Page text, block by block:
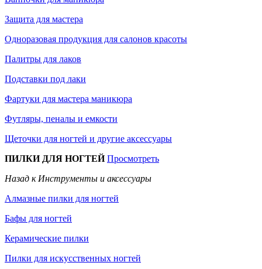
Защита для мастера
Одноразовая продукция для салонов красоты
Палитры для лаков
Подставки под лаки
Фартуки для мастера маникюра
Футляры, пеналы и емкости
Щеточки для ногтей и другие аксессуары
ПИЛКИ ДЛЯ НОГТЕЙПросмотреть
Назад к Инструменты и аксессуары
Алмазные пилки для ногтей
Бафы для ногтей
Керамические пилки
Пилки для искусственных ногтей